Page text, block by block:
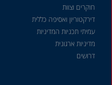
חוקרים וצוות
דירקטוריון ואסיפה כללית
עמיתי תכניות המדיניות
מדיניות ארגונית
דרושים